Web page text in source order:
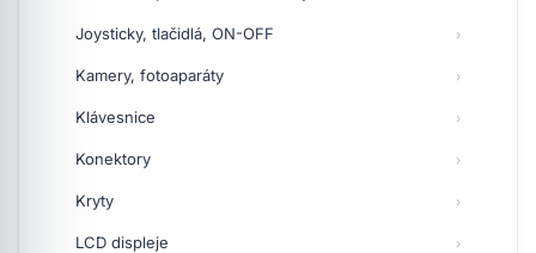
Joysticky, tlačidlá, ON-OFF
Kamery, fotoaparáty
Klávesnice
Konektory
Kryty
LCD displeje